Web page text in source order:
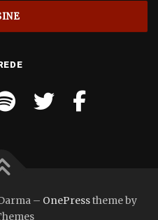
– OnePresstheme by